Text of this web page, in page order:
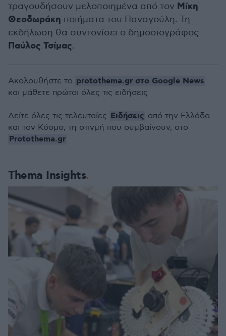
τραγουδήσουν μελοποιημένα από τον Μίκη
Θεοδωράκη ποιήματα του Παναγούλη. Τη
εκδήλωση θα συντονίσει ο δημοσιογράφος
Παύλος Τσίμας.
Thema Insights
Ακολουθήστε το protothema.gr στο Google News
και μάθετε πρώτοι όλες τις ειδήσεις
Δείτε όλες τις τελευταίες Ειδήσεις από την Ελλάδα
και τον Κόσμο, τη στιγμή που συμβαίνουν, στο
Protothema.gr